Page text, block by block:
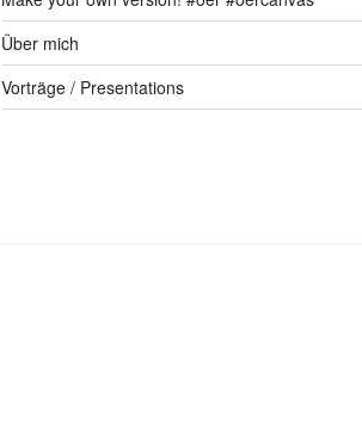
Über mich
Vorträge / Presentations